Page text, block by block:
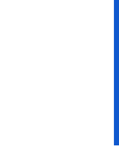
Les Virtuoses de